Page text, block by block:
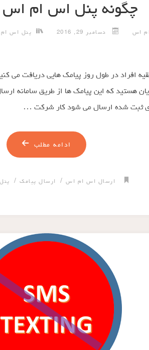
چگونه پنل اس ام اس
اس دسامبر 29, 2016 پنل اس
افراد در طول روز پیامک هایی دریافت می
هستید که این پیامک ها از طریق سامانه
ثبت شده ارسال می شود کار شرکت …
ادامه مطلب
ارسال اس ام اس/ ارسال پیامک/